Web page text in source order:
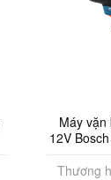
Máy vặn bu
12V Bosch
Thương hiệu: